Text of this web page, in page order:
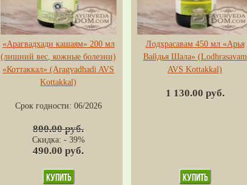
«Арагвадхади кашаям» 200 мл
(лишний вес, кожные болезни)
«Коттаккал» (Aragvadhadi AVS
Kottakkal)
Срок годности: 06/2026
800.00 руб.
Скидка: - 39%
490.00 руб.
Лодхрасавам 450 мл «Арья
Вайдья Шала» (Lodhrasavam
AVS Kottakkal)
1 130.00 руб.